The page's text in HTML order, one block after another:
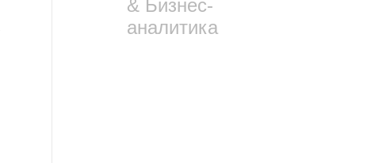
& Бизнес-
аналитика